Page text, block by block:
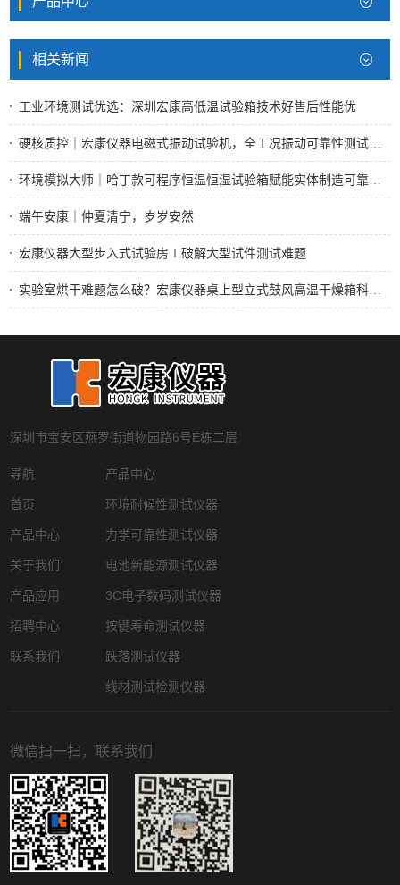
相关新闻
工业环境测试优选：深圳宏康高低温试验箱技术好售后性能优
端午安康｜仲夏清宁，岁岁安然
宏康仪器大型步入式试验房∣破解大型试件测试难题
深圳市宝安区燕罗街道物园路6号E栋二层
导航
首页
产品中心
关于我们
产品应用
招聘中心
联系我们
产品中心
环境耐候性测试仪器
力学可靠性测试仪器
电池新能源测试仪器
3C电子数码测试仪器
按键寿命测试仪器
跌落测试仪器
线材测试检测仪器
微信扫一扫，联系我们